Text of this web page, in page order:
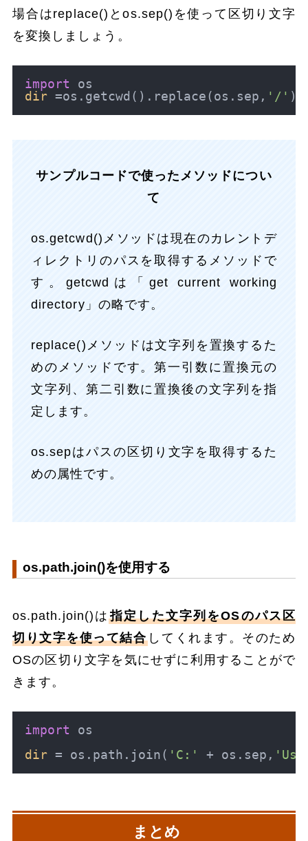
場合はreplace()とos.sep()を使って区切り文字
を変換しましょう。
import
dir =os.getcwd().replace(os.sep, '/'
サンプルコードで使ったメソッドについ
て
os.getcwd()メソッドは現在のカレントデ
ィレクトリのパスを取得するメソッドで
す。getcwdは「get current working
directory」の略です。
replace()メソッドは文字列を置換するた
めのメソッドです。第一引数に置換元の
文字列、第二引数に置換後の文字列を指
定します。
os.sepはパスの区切り文字を取得するた
めの属性です。
os.path.join()を使用する
os.path.join()は指定した文字列をOSのパス区
切り文字を使って結合 してくれます。そのため
OSの区切り文字を気にせずに利用することがで
きます。
import os
dir = os.path.join( 'C:' + os.sep,
まとめ